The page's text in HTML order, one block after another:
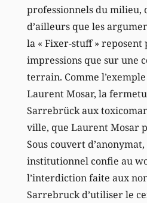
professionnels du milieu,
d’ailleurs que les
la « Fixer-stuff » reposent
impressions que sur une
terrain. Comme
Laurent Mosar, la
Sarrebrück aux
ville, que Laurent Mosar
Sous couvert
institutionnel confie au
l’interdiction faite aux
Sarrebruck d’utiliser le